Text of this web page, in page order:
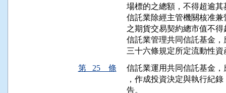
場標的之總額，不得超逾
信託業除經主管機關核准
之期貨交易契約總市值不
信託業管理共同信託基金
三十六條規定所定流動性
第 25 條
信託業運用共同信託基金
，作成投資決定與執行紀
告。